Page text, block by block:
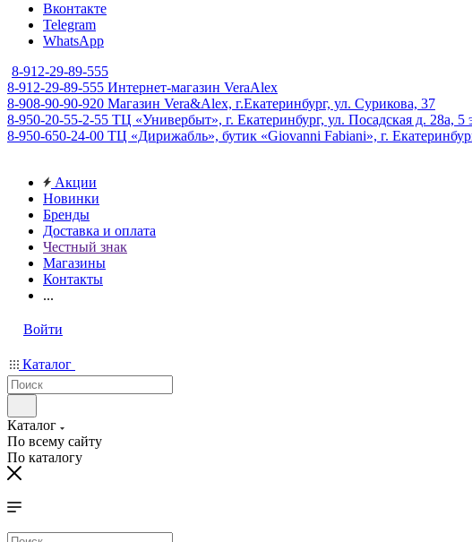
Вконтакте
Telegram
WhatsApp
8-912-29-89-555
8-912-29-89-555 Интернет-магазин VeraAlex
8-908-90-90-920 Магазин Vera&Alex, г.Екатеринбург, ул. Сурикова, 37
8-950-20-55-2-55 ТЦ «Универбыт», г. Екатеринбург, ул. Посадская д. 28а,
8-950-650-24-00 ТЦ «Дирижабль», бутик «Giovanni Fabiani», г.
Акции
Новинки
Бренды
Доставка и оплата
Честный знак
Магазины
Контакты
...
Войти
Каталог
Каталог
По всему сайту
По каталогу